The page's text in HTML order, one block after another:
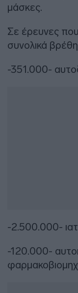
μάσκες.
Σε έρευνες
συνολικά
-351.000-
-2.500.000-
-120.000-